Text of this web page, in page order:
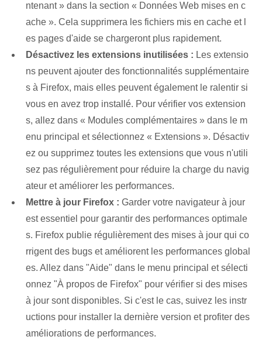
ntenant » dans la section « Données Web mises en c
ache ». Cela supprimera les fichiers mis en cache et l
es pages d'aide se chargeront plus rapidement.
Désactivez les extensions inutilisées : Les extensio
ns peuvent ajouter des fonctionnalités supplémentaire
s à Firefox, mais elles peuvent également le ralentir si
vous en avez trop installé. Pour vérifier vos extension
s, allez dans « Modules complémentaires » dans le m
enu principal et sélectionnez « Extensions ». Désactiv
ez ou supprimez toutes les extensions que vous n'utili
sez pas régulièrement pour réduire la charge du navig
ateur et améliorer les performances.
Mettre à jour ⁢Firefox : Garder votre navigateur à jour ⁢
est essentiel⁣ pour garantir des performances optimale
s. Firefox publie régulièrement des mises à jour qui co
rrigent des bugs et améliorent les performances global
es. Allez dans "Aide" dans le menu principal et sélecti
onnez "À propos de Firefox" pour vérifier si des mises
à jour sont disponibles. Si c'est le cas, suivez les instr
uctions pour installer la dernière version et profiter des
améliorations de performances.